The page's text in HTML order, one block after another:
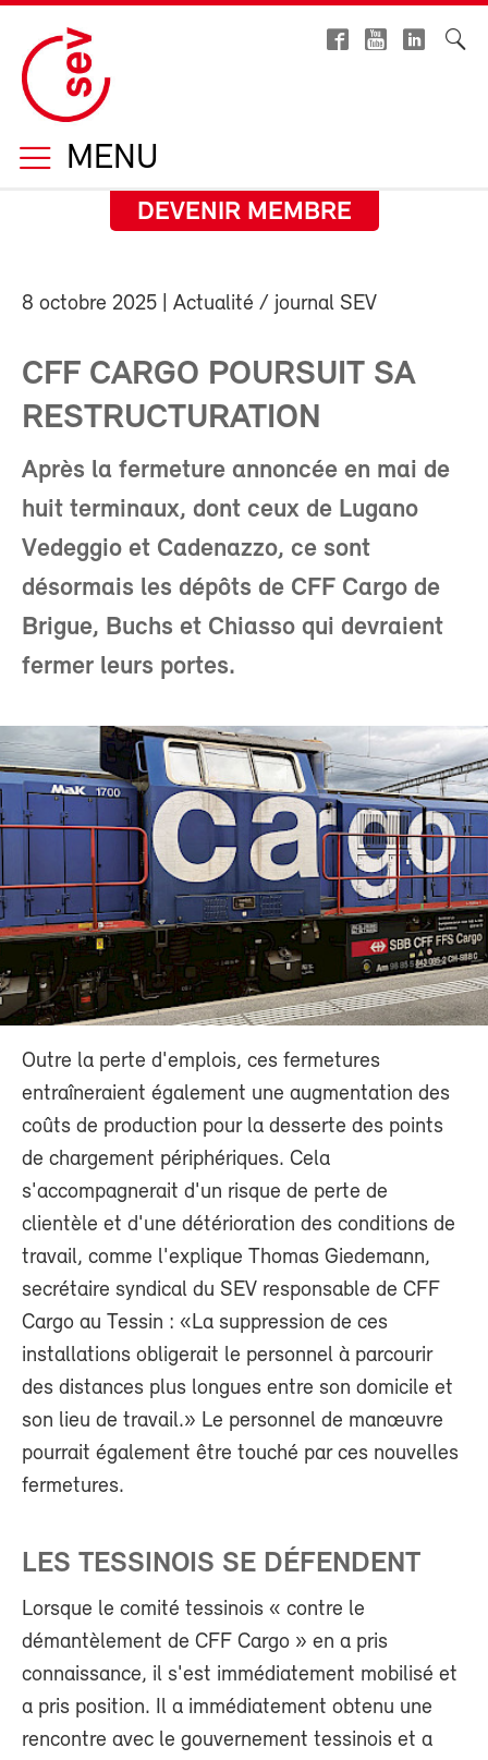
MENU
DEVENIR MEMBRE
8 octobre 2025 | Actualité / journal SEV
CFF CARGO POURSUIT SA
RESTRUCTURATION
Après la fermeture annoncée en mai de
huit terminaux, dont ceux de Lugano
Vedeggio et Cadenazzo, ce sont
désormais les dépôts de CFF Cargo de
Brigue, Buchs et Chiasso qui devraient
fermer leurs portes.
Outre la perte d'emplois, ces fermetures
entraîneraient également une augmentation des
coûts de production pour la desserte des points
de chargement périphériques. Cela
s'accompagnerait d'un risque de perte de
clientèle et d'une détérioration des conditions de
travail, comme l'explique Thomas Giedemann,
secrétaire syndical du SEV responsable de CFF
Cargo au Tessin : «La suppression de ces
installations obligerait le personnel à parcourir
des distances plus longues entre son domicile et
son lieu de travail.» Le personnel de manœuvre
pourrait également être touché par ces nouvelles
fermetures.
LES TESSINOIS SE DÉFENDENT
Lorsque le comité tessinois « contre le
démantèlement de CFF Cargo » en a pris
connaissance, il s'est immédiatement mobilisé et
a pris position. Il a immédiatement obtenu une
rencontre avec le gouvernement tessinois et a